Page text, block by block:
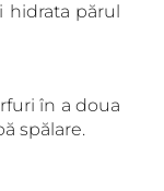
părul
în a doua
spălare.